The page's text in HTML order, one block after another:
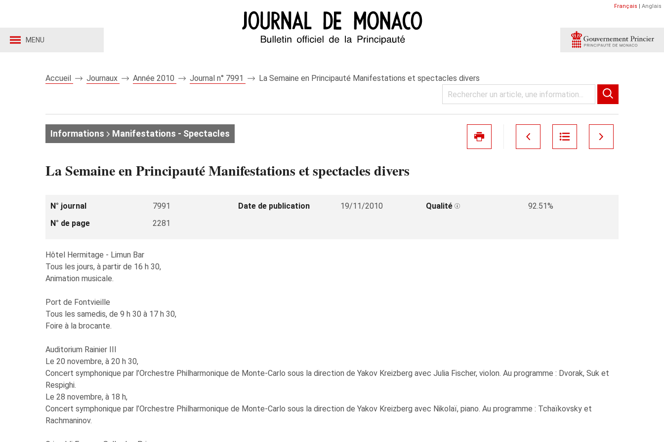
MENU
Français | Anglais
Accueil Journaux Année 2010 Journal n° 7991 La Semaine en Principauté Manifestations et spectacles divers
Informations Manifestations - Spectacles
La Semaine en Principauté Manifestations et spectacles divers
N° journal 7991 Date de publication 19/11/2010 Qualité
92.51%
N° de page
2281
Hôtel Hermitage - Limun Bar
Tous les jours, à partir de 16 h 30,
Animation musicale.
Port de Fontvieille
Tous les samedis, de 9 h 30 à 17 h 30,
Foire à la brocante.
Auditorium Rainier III
Le 20 novembre, à 20 h 30,
Concert symphonique par l’Orchestre Philharmonique de Monte-Carlo sous la direction de Yakov Kreizberg avec Julia Fischer, violon. Au programme : Dvorak, Suk et
Respighi.
Le 28 novembre, à 18 h,
Concert symphonique par l’Orchestre Philharmonique de Monte-Carlo sous la direction de Yakov Kreizberg avec Nikolaï, piano. Au programme : Tchaïkovsky et
Rachmaninov.